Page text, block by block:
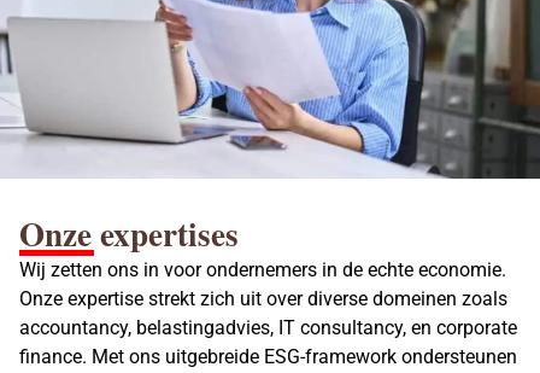
Onze expertises
Wij zetten ons in voor ondernemers in de echte economie.
Onze expertise strekt zich uit over diverse domeinen zoals
accountancy, belastingadvies, IT consultancy, en corporate
finance. Met ons uitgebreide ESG-framework ondersteunen